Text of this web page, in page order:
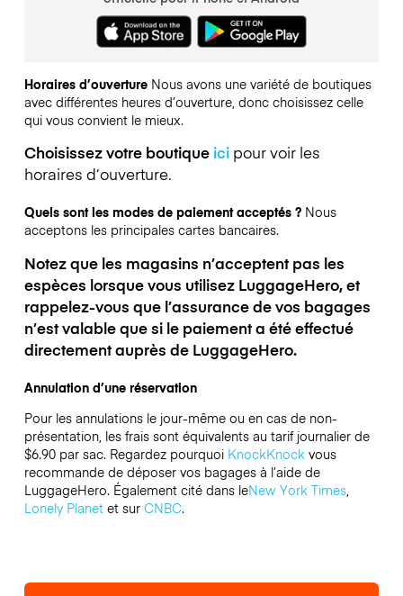
Horaires d’ouverture Nous avons une variété de boutiques
avec différentes heures d’ouverture, donc choisissez celle
qui vous convient le mieux.
Choisissez votre boutique icipour voir les
horaires d’ouverture.
Quels sont les modes de paiement acceptés ? Nous
acceptons les principales cartes bancaires.
Notez que les magasins n’acceptent pas les
espèces lorsque vous utilisez LuggageHero, et
rappelez-vous que l’assurance de vos bagages
n’est valable que si le paiement a été effectué
directement auprès de LuggageHero.
Annulation d’une réservation
Pour les annulations le jour-même ou en cas de non-
présentation, les frais sont équivalents au tarif journalier de
$6.90 par sac. Regardez pourquoi KnockKnockvous
recommande de déposer vos bagages à l’aide de
LuggageHero. Également cité dans leNew York Times,
Lonely Planetet sur CNBC.